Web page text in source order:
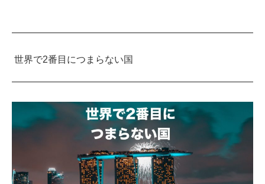
世界で2番目につまらない国